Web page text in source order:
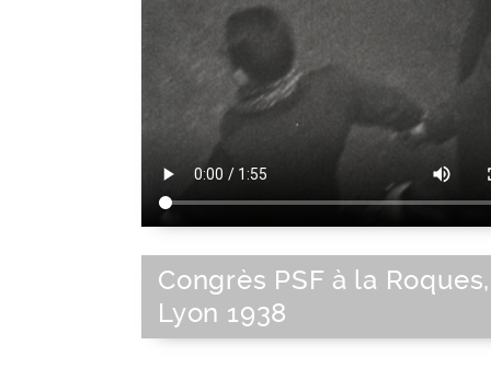
Congrès PSF à la Roques,
Lyon 1938